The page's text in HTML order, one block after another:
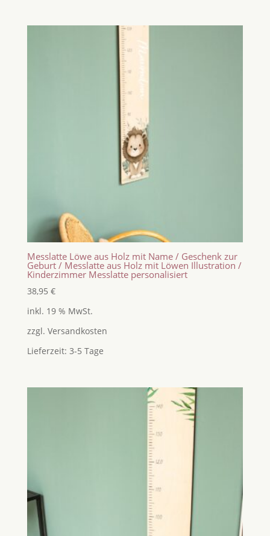
Messlatte Löwe aus Holz mit Name / Geschenk zur
Geburt / Messlatte aus Holz mit Löwen Illustration /
Kinderzimmer Messlatte personalisiert
38,95 €
inkl. 19 % MwSt.
zzgl. Versandkosten
Lieferzeit: 3-5 Tage